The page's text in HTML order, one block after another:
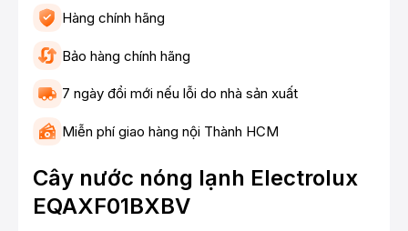
Hàng chính hãng
Bảo hàng chính hãng
7 ngày đổi mới nếu lỗi do nhà sản xuất
Miễn phí giao hàng nội Thành HCM
Cây nước nóng lạnh Electrolux
EQAXF01BXBV